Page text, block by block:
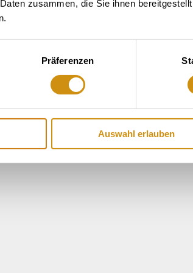
zusammen, die Sie ihnen
Präferenzen
Auswahl erlauben